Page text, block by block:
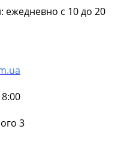
ежедневно с 10 до 20
3